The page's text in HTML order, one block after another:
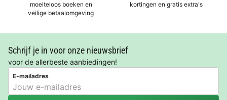
moeiteloos boeken en
veilige betaalomgeving
kortingen en gratis extra's
Schrijf je in voor onze nieuwsbrief
voor de allerbeste aanbiedingen!
E-mailadres